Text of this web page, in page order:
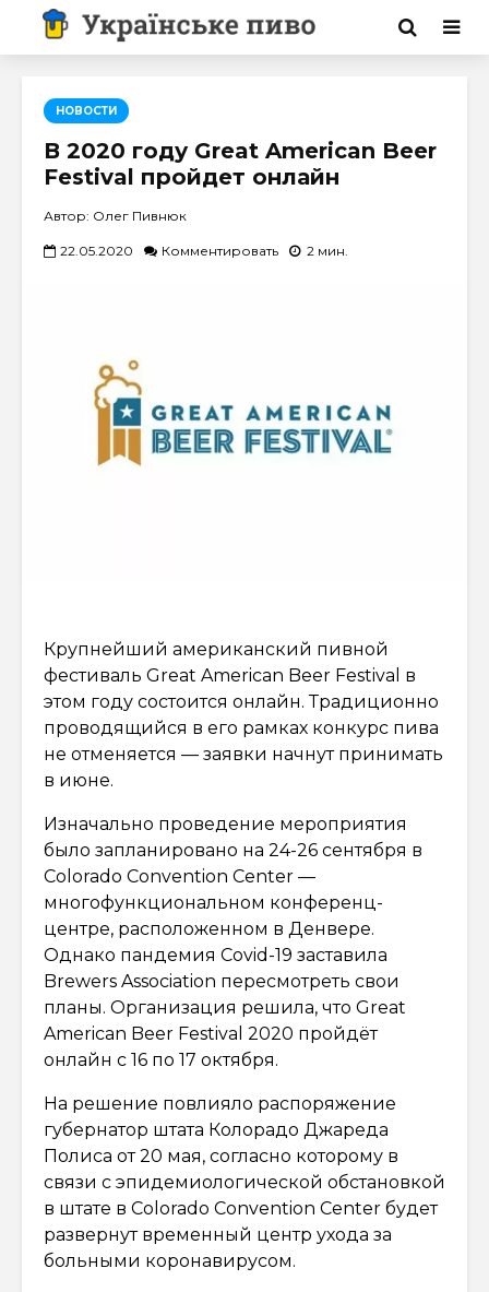
НОВОСТИ
В 2020 году Great American Beer
Festival пройдет онлайн
Автор: Олег Пивнюк
22.05.2020 Комментировать 2 мин.
Крупнейший американский пивной
фестиваль Great American Beer Festival в
этом году состоится онлайн. Традиционно
проводящийся в его рамках конкурс пива
не отменяется — заявки начнут принимать
в июне.
Изначально проведение мероприятия
было запланировано на 24-26 сентября в
Colorado Convention Center —
многофункциональном конференц-
центре, расположенном в Денвере.
Однако пандемия Covid-19 заставила
Brewers Association пересмотреть свои
планы. Организация решила, что Great
American Beer Festival 2020 пройдёт
онлайн с 16 по 17 октября.
На решение повлияло распоряжение
губернатор штата Колорадо Джареда
Полиса от 20 мая, согласно которому в
связи с эпидемиологической обстановкой
в штате в Colorado Convention Center будет
развернут временный центр ухода за
больными коронавирусом.